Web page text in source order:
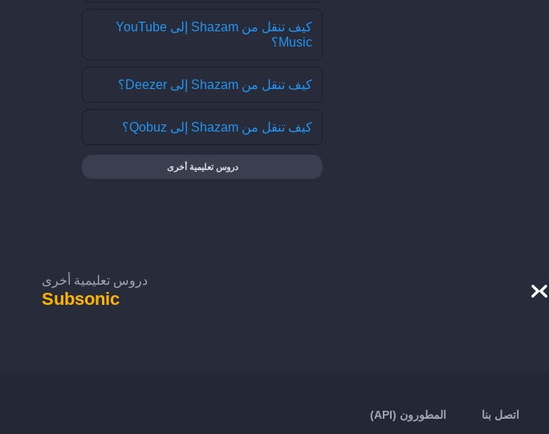
كيف تنقل من Shazam إلى YouTube
Music؟
كيف تنقل من Shazam إلى Deezer؟
كيف تنقل من Shazam إلى Qobuz؟
دروس تعليمية أخرى
دروس تعليمية أخرى
Subsonic
اتصل بنا المطورون (API)